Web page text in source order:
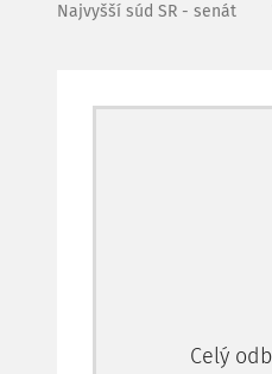
Najvyšší súd SR - senát
Celý